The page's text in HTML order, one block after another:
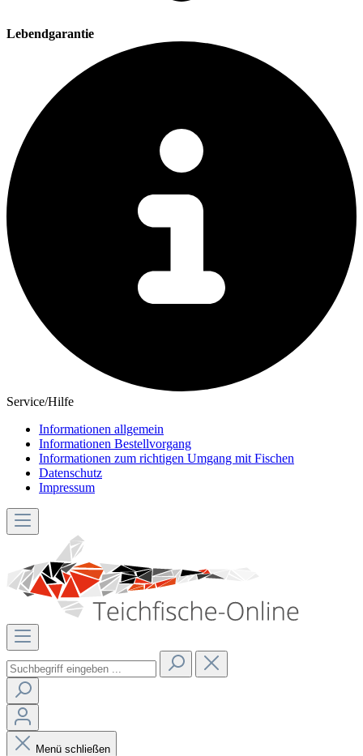
Lebendgarantie
Service/Hilfe
Informationen allgemein
Informationen Bestellvorgang
Informationen zum richtigen Umgang mit Fischen
Datenschutz
Impressum
Menü schließen